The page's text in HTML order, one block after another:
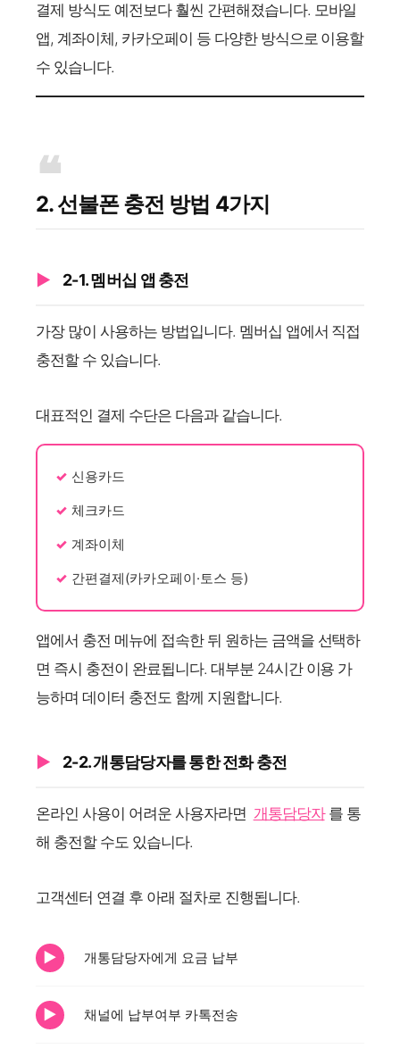
결제 방식도 예전보다 훨씬 간편해졌습니다. 모바일
앱, 계좌이체, 카카오페이 등 다양한 방식으로 이용할
수 있습니다.
2. 선불폰 충전 방법 4가지
2-1. 멤버십 앱 충전
가장 많이 사용하는 방법입니다. 멤버십 앱에서 직접
충전할 수 있습니다.
대표적인 결제 수단은 다음과 같습니다.
신용카드
체크카드
계좌이체
간편결제(카카오페이·토스 등)
앱에서 충전 메뉴에 접속한 뒤 원하는 금액을 선택하
면 즉시 충전이 완료됩니다. 대부분 24시간 이용 가
능하며 데이터 충전도 함께 지원합니다.
2-2. 개통담당자를 통한 전화 충전
온라인 사용이 어려운 사용자라면 개통담당자 를 통
해 충전할 수도 있습니다.
고객센터 연결 후 아래 절차로 진행됩니다.
개통담당자에게 요금 납부
채널에 납부여부 카톡전송